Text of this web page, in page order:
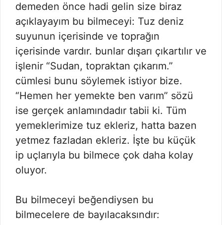
demeden önce hadi gelin size biraz
açıklayayım bu bilmeceyi: Tuz deniz
suyunun içerisinde ve toprağın
içerisinde vardır. bunlar dışarı çıkartılır ve
işlenir “Sudan, topraktan çıkarım.”
cümlesi bunu söylemek istiyor bize.
“Hemen her yemekte ben varım” sözü
ise gerçek anlamındadır tabii ki. Tüm
yemeklerimize tuz ekleriz, hatta bazen
yetmez fazladan ekleriz. İşte bu küçük
ip uçlarıyla bu bilmece çok daha kolay
oluyor.
Bu bilmeceyi beğendiysen bu
bilmecelere de bayılacaksındır: